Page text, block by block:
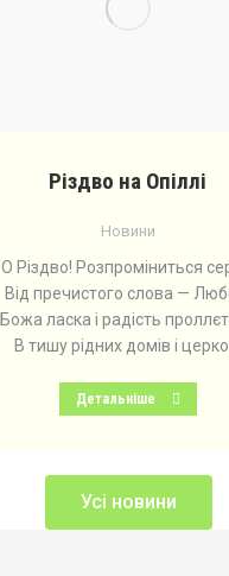
Різдво на Опіллі
Новини
О Різдво! Розпроміниться
Від пречистого слова —
Божа ласка і радість
В тишу рідних домів і
Детальніше
Усі новини